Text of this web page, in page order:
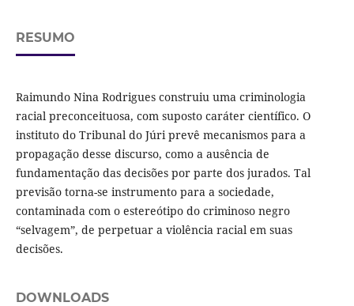
RESUMO
Raimundo Nina Rodrigues construiu uma criminologia
racial preconceituosa, com suposto caráter científico. O
instituto do Tribunal do Júri prevê mecanismos para a
propagação desse discurso, como a ausência de
fundamentação das decisões por parte dos jurados. Tal
previsão torna-se instrumento para a sociedade,
contaminada com o estereótipo do criminoso negro
“selvagem”, de perpetuar a violência racial em suas
decisões.
DOWNLOADS